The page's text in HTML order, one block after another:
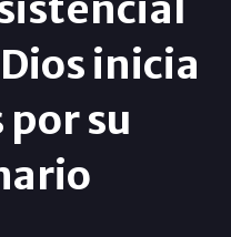
inicia
por su